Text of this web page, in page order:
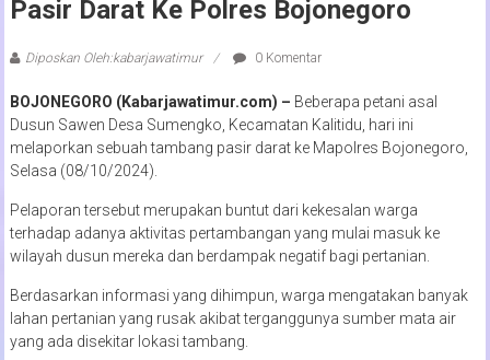
Pasir Darat Ke Polres Bojonegoro
Diposkan Oleh:kabarjawatimur 0 Komentar
BOJONEGORO (Kabarjawatimur.com) – Beberapa petani asal
Dusun Sawen Desa Sumengko, Kecamatan Kalitidu, hari ini
melaporkan sebuah tambang pasir darat ke Mapolres Bojonegoro,
Selasa (08/10/2024).
Pelaporan tersebut merupakan buntut dari kekesalan warga
terhadap adanya aktivitas pertambangan yang mulai masuk ke
wilayah dusun mereka dan berdampak negatif bagi pertanian.
Berdasarkan informasi yang dihimpun, warga mengatakan banyak
lahan pertanian yang rusak akibat terganggunya sumber mata air
yang ada disekitar lokasi tambang.